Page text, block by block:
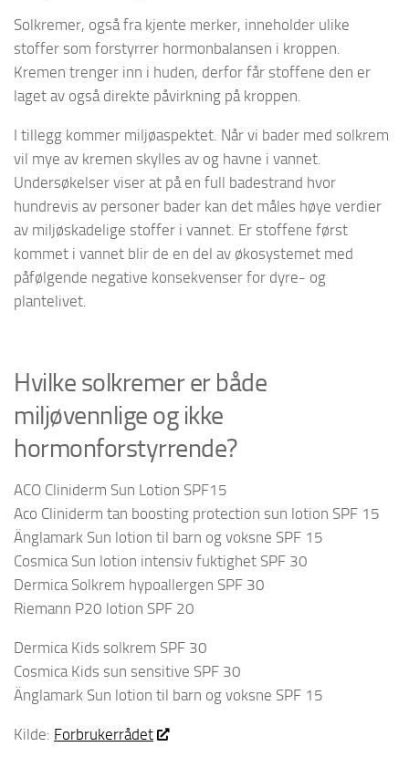
Solkremer, også fra kjente merker, inneholder ulike
stoffer som forstyrrer hormonbalansen i kroppen.
Kremen trenger inn i huden, derfor får stoffene den er
laget av også direkte påvirkning på kroppen.
I tillegg kommer miljøaspektet. Når vi bader med solkrem
vil mye av kremen skylles av og havne i vannet.
Undersøkelser viser at på en full badestrand hvor
hundrevis av personer bader kan det måles høye verdier
av miljøskadelige stoffer i vannet. Er stoffene først
kommet i vannet blir de en del av økosystemet med
påfølgende negative konsekvenser for dyre- og
plantelivet.
Hvilke solkremer er både
miljøvennlige og ikke
hormonforstyrrende?
ACO Cliniderm Sun Lotion SPF15
Aco Cliniderm tan boosting protection sun lotion SPF 15
Änglamark Sun lotion til barn og voksne SPF 15
Cosmica Sun lotion intensiv fuktighet SPF 30
Dermica Solkrem hypoallergen SPF 30
Riemann P20 lotion SPF 20
Dermica Kids solkrem SPF 30
Cosmica Kids sun sensitive SPF 30
Änglamark Sun lotion til barn og voksne SPF 15
Kilde: Forbrukerrådet